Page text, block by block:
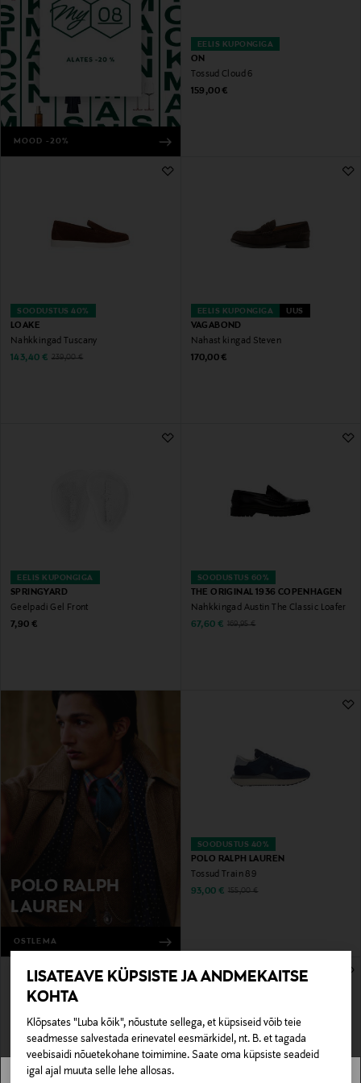
LISATEAVE KÜPSISTE JA ANDMEKAITSE
KOHTA
Klõpsates "Luba kõik", nõustute sellega, et küpsiseid võib teie
seadmesse salvestada erinevatel eesmärkidel, nt. B. et tagada
veebisaidi nõuetekohane toimimine. Saate oma küpsiste seadeid
igal ajal muuta selle lehe allosas.
MOOD -20%
EELIS KUPONGIGA
ON
Tossud Cloud 6
Original Price
159,00 €
SOODUSTUS 40%
LOAKE
Nahkkingad Tuscany
Discounted Price
143,40 € Original Price
239,00 €
EELIS KUPONGIGA UUS
VAGABOND
Nahast kingad Steven
Original Price
170,00 €
EELIS KUPONGIGA
SPRINGYARD
Geelpadi Gel Front
Original Price
7,90 €
SOODUSTUS 60%
THE ORIGINAL 1936 COPENHAGEN
Nahkkingad Austin The Classic Loafer
Discounted Price
67,60 € Original Price
169,95 €
POLO RALPH
LAUREN
OSTLEMA
SOODUSTUS 40%
POLO RALPH LAUREN
Tossud Train 89
Discounted Price
93,00 € Original Price
155,00 €